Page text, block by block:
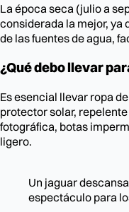
La época seca (julio a
considerada la mejor, ya
de las fuentes de agua,
¿Qué debo llevar
Es esencial llevar ropa
protector solar,
fotográfica, botas
ligero.
Un jaguar
espectáculo para